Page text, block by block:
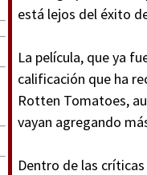
está lejos del éxito
La película, que ya
calificación que ha
Rotten Tomatoes,
vayan agregando
Dentro de las